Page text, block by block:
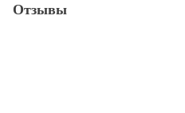
Отзывы